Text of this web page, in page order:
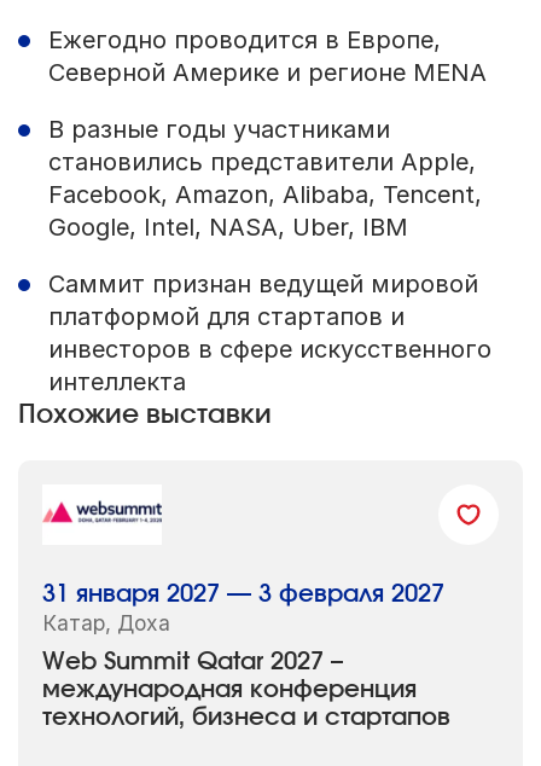
Ежегодно проводится в Европе,
Северной Америке и регионе MENA
В разные годы участниками
становились представители Apple,
Facebook, Amazon, Alibaba, Tencent,
Google, Intel, NASA, Uber, IBM
Саммит признан ведущей мировой
платформой для стартапов и
инвесторов в сфере искусственного
интеллекта
Похожие выставки
Web Summit Qatar 2027 –
международная конференция
технологий, бизнеса и стартапов
31 января 2027 — 3 февраля 2027
Катар, Доха